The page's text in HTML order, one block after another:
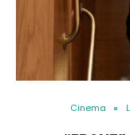
Cinema